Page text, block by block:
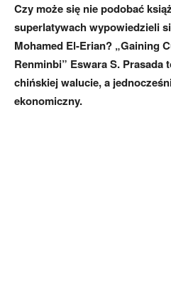
Czy może się nie podobać
superlatywach wypowiedzieli
Mohamed El-Erian? „Gaining
Renminbi” Eswara S. Prasada
chińskiej walucie, a
ekonomiczny.